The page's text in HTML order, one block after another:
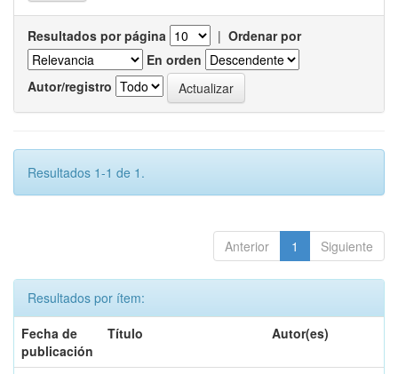
Resultados por página | Ordenar por
En orden
Autor/registro
Resultados 1-1 de 1.
Anterior 1 Siguiente
Resultados por ítem:
Fecha de
publicación
Título Autor(es)